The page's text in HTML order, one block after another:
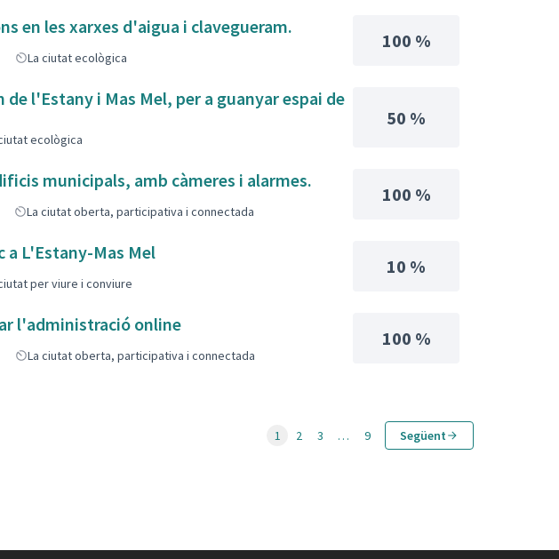
en les xarxes d'aigua i clavegueram.
La ciutat ecològica
100 %
l'Estany i Mas Mel, per a guanyar espai de
ecològica
50 %
municipals, amb càmeres i alarmes.
La ciutat oberta, participativa i connectada
100 %
a L'Estany-Mas Mel
per viure i conviure
10 %
l'administració online
La ciutat oberta, participativa i connectada
100 %
1 2 3 … 9 Següent